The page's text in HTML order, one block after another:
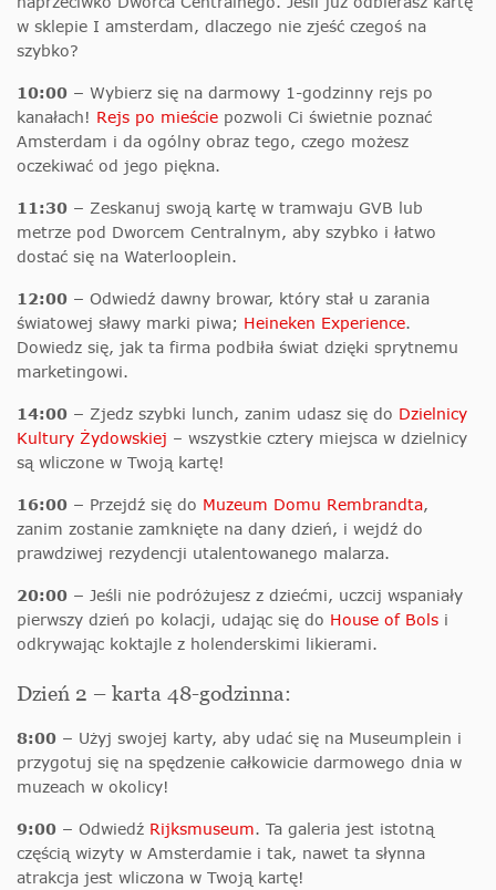
w sklepie I amsterdam, dlaczego nie zjeść czegoś na
szybko?
10:00 – Wybierz się na darmowy 1-godzinny rejs po
kanałach! Rejs po mieście pozwoli Ci świetnie poznać
Amsterdam i da ogólny obraz tego, czego możesz
oczekiwać od jego piękna.
11:30 – Zeskanuj swoją kartę w tramwaju GVB lub
metrze pod Dworcem Centralnym, aby szybko i łatwo
dostać się na Waterlooplein.
12:00 – Odwiedź dawny browar, który stał u zarania
światowej sławy marki piwa; Heineken Experience.
Dowiedz się, jak ta firma podbiła świat dzięki sprytnemu
marketingowi.
14:00 – Zjedz szybki lunch, zanim udasz się do Dzielnicy
Kultury Żydowskiej – wszystkie cztery miejsca w dzielnicy
są wliczone w Twoją kartę!
16:00 – Przejdź się do Muzeum Domu Rembrandta,
zanim zostanie zamknięte na dany dzień, i wejdź do
prawdziwej rezydencji utalentowanego malarza.
20:00 – Jeśli nie podróżujesz z dziećmi, uczcij wspaniały
pierwszy dzień po kolacji, udając się do House of Bols i
odkrywając koktajle z holenderskimi likierami.
Dzień 2 – karta 48-godzinna:
8:00 – Użyj swojej karty, aby udać się na Museumplein i
przygotuj się na spędzenie całkowicie darmowego dnia w
muzeach w okolicy!
9:00 – Odwiedź Rijksmuseum. Ta galeria jest istotną
częścią wizyty w Amsterdamie i tak, nawet ta słynna
atrakcja jest wliczona w Twoją kartę!